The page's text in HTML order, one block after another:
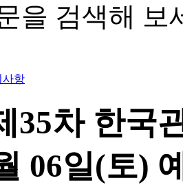
을 검색해 보
사항
35차 한국
06일(토)